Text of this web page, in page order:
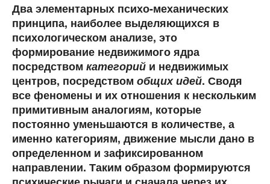
Два элементарных психо-механических
принципа, наиболее выделяющихся в
психологическом анализе, это
формирование недвижимого ядра
посредством категорий и недвижимых
центров, посредством общих идей. Сводя
все феномены и их отношения к нескольким
примитивным аналогиям, которые
постоянно уменьшаются в количестве, а
именно категориям, движение мысли дано в
определенном и зафиксированном
направлении. Таким образом формируются